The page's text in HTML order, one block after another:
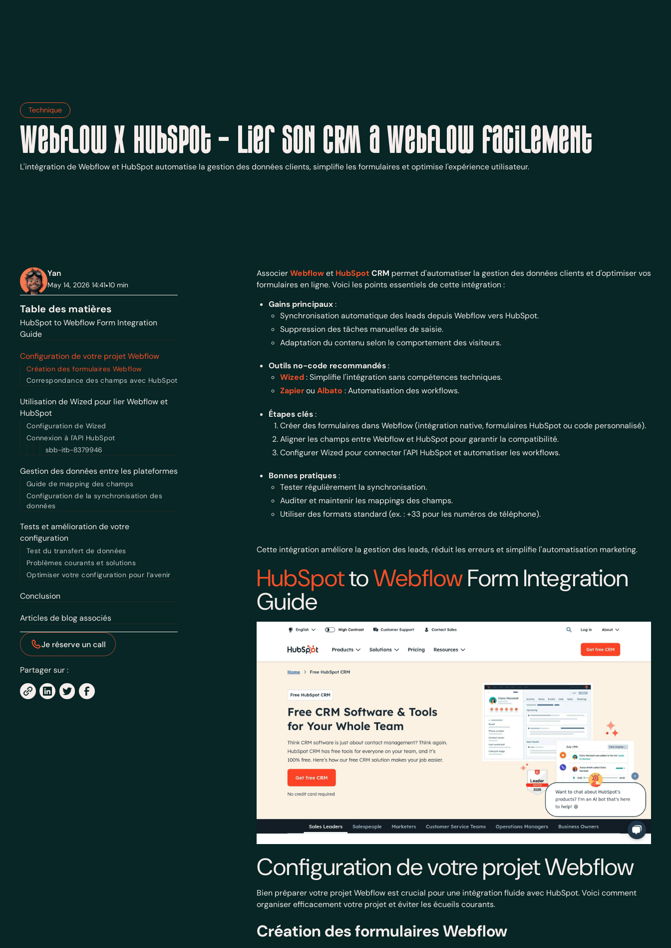
Technique
Webflow x Hubspot - Lier son CRM a Webflow facilement
L'intégration de Webflow et HubSpot automatise la gestion des données clients, simplifie les formulaires et optimise l'expérience utilisateur.
Yan
May 14, 2026 14:41•10 min
Table des matières
HubSpot to Webflow Form Integration
Guide
Configuration de votre projet Webflow
Création des formulaires Webflow
Correspondance des champs avec HubSpot
Utilisation de Wized pour lier Webflow et
HubSpot
Configuration de Wized
Connexion à l'API HubSpot
sbb-itb-8379946
Gestion des données entre les plateformes
Guide de mapping des champs
Configuration de la synchronisation des
données
Tests et amélioration de votre
configuration
Test du transfert de données
Problèmes courants et solutions
Optimiser votre configuration pour l’avenir
Conclusion
Articles de blog associés
Je réserve un call
Partager sur :
AssocierWebflowet HubSpot CRM permet d'automatiser la gestion des données clients et d'optimiser vos
formulaires en ligne. Voici les points essentiels de cette intégration :
Gains principaux:
Synchronisation automatique des leads depuis Webflow vers HubSpot.
Suppression des tâches manuelles de saisie.
Adaptation du contenu selon le comportement des visiteurs.
Outils no-code recommandés:
Wized: Simplifie l'intégration sans compétences techniques.
ZapierouAlbato : Automatisation des workflows.
Étapes clés:
Créer des formulaires dans Webflow (intégration native, formulaires HubSpot ou code personnalisé).
Aligner les champs entre Webflow et HubSpot pour garantir la compatibilité.
Configurer Wized pour connecter l'API HubSpot et automatiser les workflows.
Bonnes pratiques:
Tester régulièrement la synchronisation.
Auditer et maintenir les mappings des champs.
Utiliser des formats standard (ex. : +33 pour les numéros de téléphone).
Cette intégration améliore la gestion des leads, réduit les erreurs et simplifie l'automatisation marketing.
HubSpottoWebflowForm Integration
Guide
Configuration de votre projet Webflow
Bien préparer votre projet Webflow est crucial pour une intégration fluide avec HubSpot. Voici comment
organiser efficacement votre projet et éviter les écueils courants.
Création des formulaires Webflow